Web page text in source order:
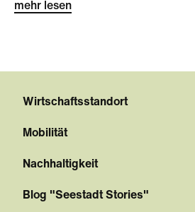
mehr lesen
Wirtschaftsstandort
Mobilität
Nachhaltigkeit
Blog "Seestadt Stories"